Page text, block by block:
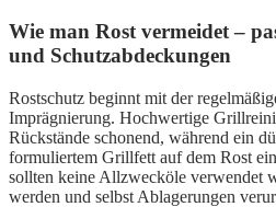
Wie man Rost vermeidet –
und Schutzabdeckungen
Rostschutz beginnt mit der
Imprägnierung. Hochwertige
Rückstände schonend, während ein
formuliertem Grillfett auf dem Rost
sollten keine Allzwecköle verwendet
werden und selbst Ablagerungen